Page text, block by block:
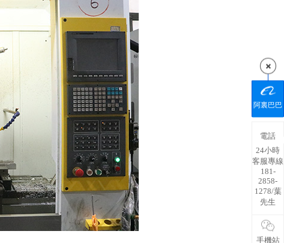
阿裏巴巴
電話
24小時
客服專線
181-
2858-
1278/葉
先生
手機站